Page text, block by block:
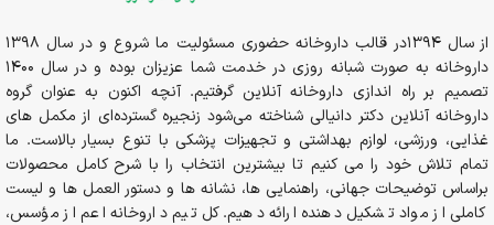
از سال 1394در قالب داروخانه حضوری مسئولیت ما شروع و در سال 1398
داروخانه به صورت شبانه روزی در خدمت شما عزیزان بوده و در سال 1400
تصمیم بر راه اندازی داروخانه آنلاین گرفتیم. آنچه اکنون به عنوان گروه
داروخانه آنلاین دکتر دانیالی شناخته می‌شود زنجیره گسترده‌ای از مکمل های
غذایی، ورزشی، لوازم بهداشتی و تجهیزات پزشکی با تنوع بسیار بالاست. ما
تمام تلاش خود را می کنیم تا بیشترین انتخاب را با شرح کامل محصولات
براساس توضیحات جهانی، راهنمایی ها، نشانه ها و دستور العمل ها و لیست
کاملی از مواد تشکیل دهنده ارائه دهیم. کل تیم داروخانه اعم از مؤسس،